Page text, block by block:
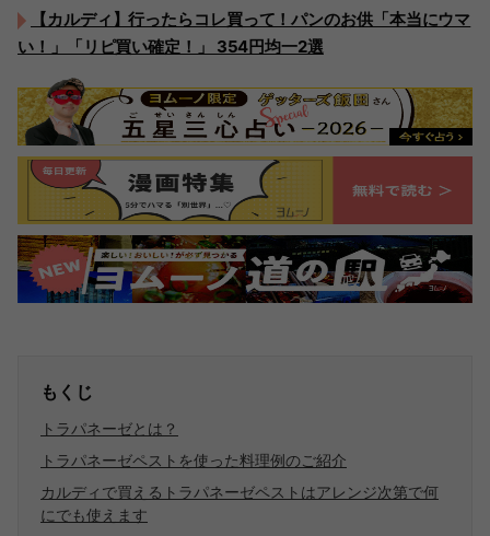
【カルディ】行ったらコレ買って！パンのお供「本当にウマ
い！」「リピ買い確定！」 354円均一2選
もくじ
トラパネーゼとは？
トラパネーゼペストを使った料理例のご紹介
カルディで買えるトラパネーゼペストはアレンジ次第で何
にでも使えます